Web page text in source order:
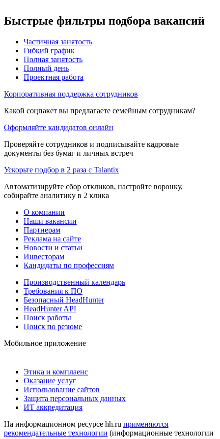
Быстрые фильтры подбора вакансий
Частичная занятость
Гибкий график
Полная занятость
Полный день
Проектная работа
Корпоративная поддержка сотрудников
Какой соцпакет вы предлагаете семейным сотрудникам?
Оформляйте кандидатов онлайн
Проверяйте сотрудников и подписывайте кадровые
документы без бумаг и личных встреч
Ускорьте подбор в 2 раза с Talantix
Автоматизируйте сбор откликов, настройте воронку,
собирайте аналитику в 2 клика
О компании
Наши вакансии
Партнерам
Реклама на сайте
Новости и статьи
Инвесторам
Кандидаты по профессиям
Производственный календарь
Требования к ПО
Безопасный HeadHunter
HeadHunter API
Поиск работы
Поиск по резюме
Мобильное приложение
Этика и комплаенс
Оказание услуг
Использование сайтов
Защита персональных данных
ИТ аккредитация
На информационном ресурсе hh.ru применяются
рекомендательные технологии (информационные технологии